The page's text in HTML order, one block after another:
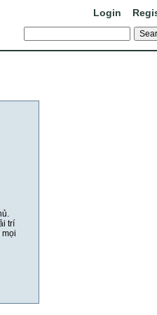
Login
trí